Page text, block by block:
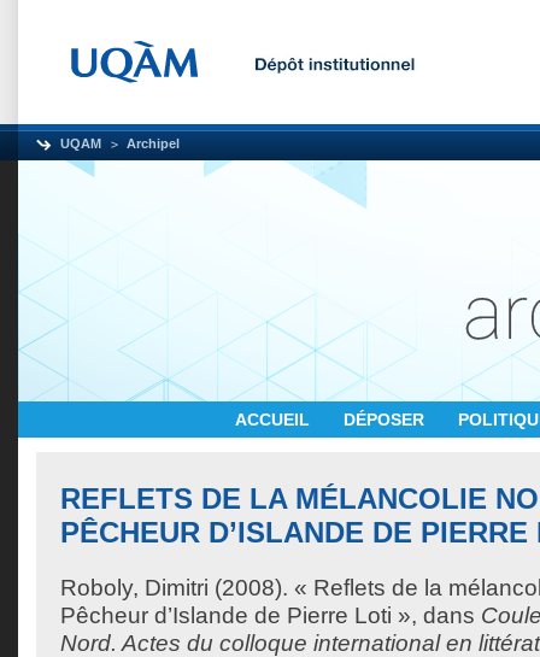
UQAM Archipel
ACCUEIL DÉPOSER
REFLETS DE LA MÉLANCOLIE
PÊCHEUR D’ISLANDE DE PIERRE
Roboly, Dimitri (2008). « Reflets de la
Pêcheur d’Islande de Pierre Loti », dans
Nord. Actes du colloque international en